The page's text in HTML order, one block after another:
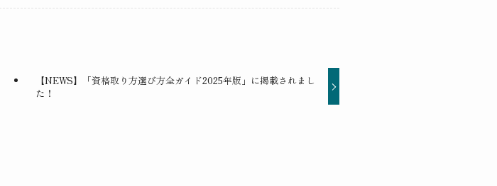
【NEWS】「資格取り方選び方全ガイド2025年版」に掲載されまし
た！